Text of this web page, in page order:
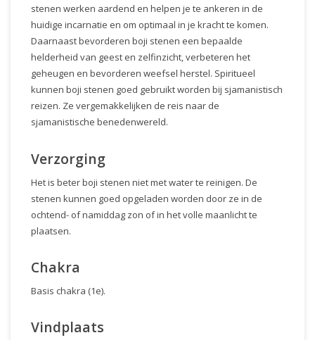
stenen werken aardend en helpen je te ankeren in de
huidige incarnatie en om optimaal in je kracht te komen.
Daarnaast bevorderen boji stenen een bepaalde
helderheid van geest en zelfinzicht, verbeteren het
geheugen en bevorderen weefsel herstel. Spiritueel
kunnen boji stenen goed gebruikt worden bij sjamanistisch
reizen. Ze vergemakkelijken de reis naar de
sjamanistische benedenwereld.
Verzorging
Het is beter boji stenen niet met water te reinigen. De
stenen kunnen goed opgeladen worden door ze in de
ochtend- of namiddag zon of in het volle maanlicht te
plaatsen.
Chakra
Basis chakra (1e).
Vindplaats